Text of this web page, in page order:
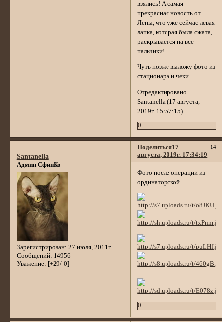
взялись! А самая
прекрасная новость от
Лены, что уже сейчас левая
лапка, которая была сжата,
раскрывается на все
пальчики!
Чуть позже выложу фото из
стационара и чеки.
Отредактировано
Santanella (17 августа,
2019г. 15:57:15)
0
Поделиться 14
17
августа, 2019г. 17:34:19
Santanella
Админ СфинКо
Зарегистрирован: 27 июля, 2011г.
Сообщений: 14956
Уважение: [+29/-0]
Фото после операции из
ординаторской.
0